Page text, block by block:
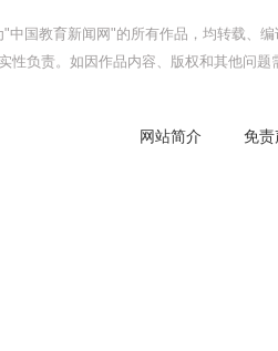
"中国教育新闻网"的所有作品，均转载、
性负责。如因作品内容、版权和其他问
网站简介 免责